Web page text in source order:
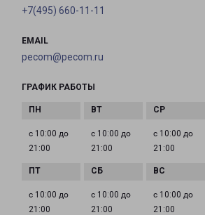
+7(495) 660-11-11
EMAIL
pecom@pecom.ru
ГРАФИК РАБОТЫ
с 10:00 до
21:00
с 10:00 до
21:00
с 10:00 до
21:00
с 10:00 до
21:00
с 10:00 до
21:00
с 10:00 до
21:00